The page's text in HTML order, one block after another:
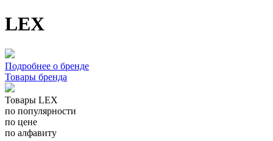
LEX
Подробнее о бренде
Товары бренда
Товары LEX
по популярности
по цене
по алфавиту